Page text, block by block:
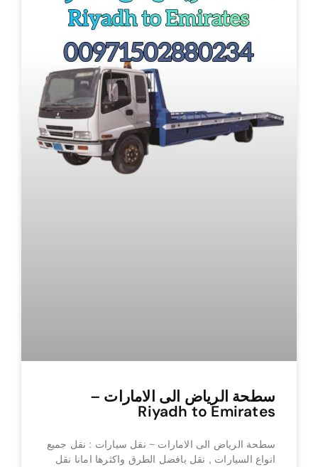
سطحة الرياض الى الامارات –
Riyadh to Emirates
سطحة الرياض الى الامارات ~ نقل سيارات : نقل جميع
انواع السيارات , نقل بافضل الطرق واكثرها امانا نقل